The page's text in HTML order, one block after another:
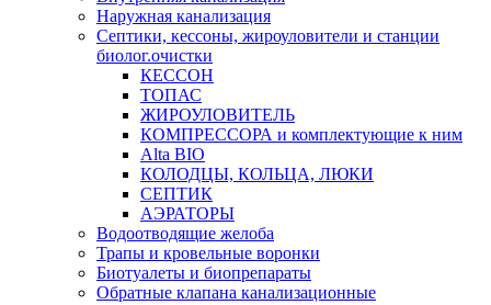
Наружная канализация
Септики, кессоны, жироуловители и станции
биолог.очистки
КЕССОН
ТОПАС
ЖИРОУЛОВИТЕЛЬ
КОМПРЕССОРА и комплектующие к ним
Alta BIO
КОЛОДЦЫ, КОЛЬЦА, ЛЮКИ
СЕПТИК
АЭРАТОРЫ
Водоотводящие желоба
Трапы и кровельные воронки
Биотуалеты и биопрепараты
Обратные клапана канализационные